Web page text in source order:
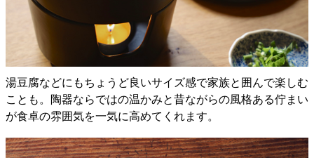
湯豆腐などにもちょうど良いサイズ感で家族と囲んで楽しむ
ことも。陶器ならではの温かみと昔ながらの風格ある佇まい
が食卓の雰囲気を一気に高めてくれます。